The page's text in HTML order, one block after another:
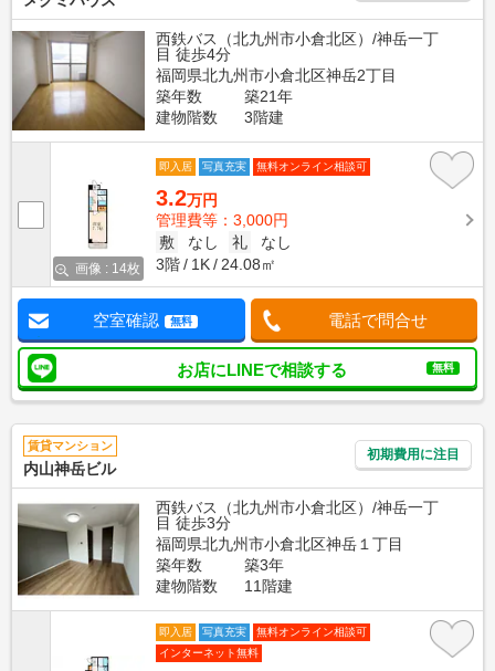
西鉄バス（北九州市小倉北区）/神岳一丁
目 徒歩4分
福岡県北九州市小倉北区神岳2丁目
築年数
築21年
建物階数
3階建
画像 : 14枚
即入居 写真充実 無料オンライン相談可
3.2万円
管理費等：3,000円
敷
なし 礼
なし
3階
1K 24.08㎡
空室確認 無料 電話で問合せ
お店にLINEで相談する 無料
賃貸マンション
内山神岳ビル
初期費用に注目
西鉄バス（北九州市小倉北区）/神岳一丁
目 徒歩3分
福岡県北九州市小倉北区神岳１丁目
築年数
築3年
建物階数
11階建
即入居 写真充実
無料オンライン相談可
インターネット無料